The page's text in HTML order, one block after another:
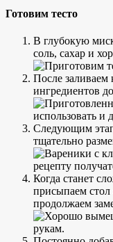
Готовим тесто
В глубокую
соль, сахар и
После
ингредиентов
Следующим
тщательно
Когда станет
присыпаем стол
продолжаем